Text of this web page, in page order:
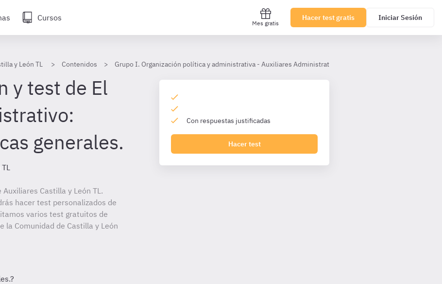
Cursos
Mes gratis
Hacer test gratis Iniciar Sesión
y León TL Contenidos Grupo I. Organización política y administrativa - Auxiliares Administrativos Castilla y León
y test de El
generales.
Castilla y León TL.
hacer test personalizados de
varios test gratuitos de
la Comunidad de Castilla y León
Con respuestas justificadas
Hacer test